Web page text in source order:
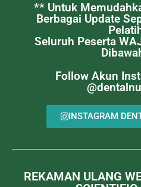
** Untuk
Berbagai Update
Seluruh Peserta
Follow Akun
INSTAGRAM
REKAMAN ULANG